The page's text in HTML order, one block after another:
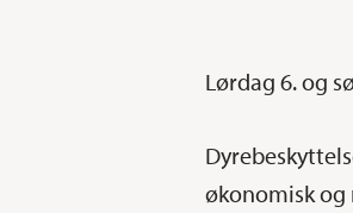
Lørdag 6. og
økonomisk og